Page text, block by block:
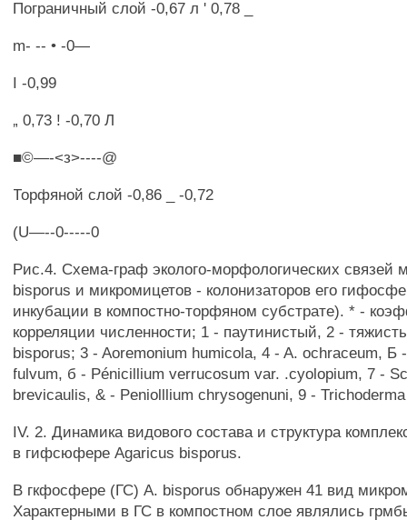
Пограничный слой -0,67 л ' 0,78 _
m- -- • -0—
I -0,99
„ 0,73 ! -0,70 Л
■©—-<з>----@
Торфяной слой -0,86 _ -0,72
(U—--0-----0
Рис.4. Схема-граф эколого-морфологических связей
bisporus и микромицетов - колонизаторов его
инкубации в компостно-торфяном субстрате). * -
корреляции численности; 1 - паутинистый, 2 -
bisporus; 3 - Aoremonium humicola, 4 - A. ochraceum, Б
fulvum, б - Pénicillium verrucosum var. .cyolopium, 7 -
brevicaulis, & - Peniolllium chrysogenuni, 9 -
IV. 2. Динамика видового состава и структура
в гифсюфере Agaricus bisporus.
В гкфосфере (ГС) A. bisporus обнаружен 41 вид
Характерными в ГС в компостном слое являлись